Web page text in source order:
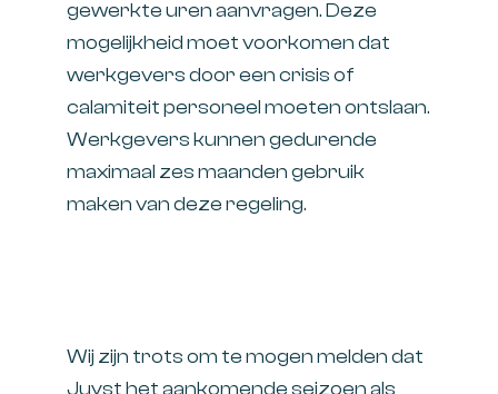
gewerkte uren aanvragen. Deze
mogelijkheid moet voorkomen dat
werkgevers door een crisis of
calamiteit personeel moeten ontslaan.
Werkgevers kunnen gedurende
maximaal zes maanden gebruik
maken van deze regeling.
Wij zijn trots om te mogen melden dat
Juyst het aankomende seizoen als